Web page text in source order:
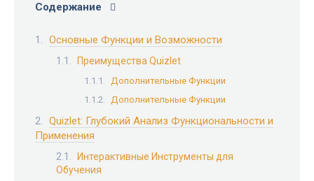
Содержание
Основные Функции и Возможности
Преимущества Quizlet
Дополнительные Функции
Дополнительные Функции
Quizlet: Глубокий Анализ Функциональности и
Применения
Интерактивные Инструменты для
Обучения